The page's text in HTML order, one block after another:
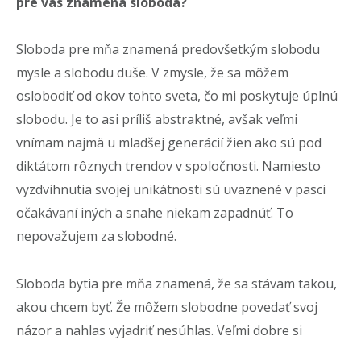
Sloboda pre mňa znamená predovšetkým slobodu
mysle a slobodu duše. V zmysle, že sa môžem
oslobodiť od okov tohto sveta, čo mi poskytuje úplnú
slobodu. Je to asi príliš abstraktné, avšak veľmi
vnímam najmä u mladšej generácií žien ako sú pod
diktátom rôznych trendov v spoločnosti. Namiesto
vyzdvihnutia svojej unikátnosti sú uväznené v pasci
očakávaní iných a snahe niekam zapadnúť. To
nepovažujem za slobodné.
Sloboda bytia pre mňa znamená, že sa stávam takou,
akou chcem byť. Že môžem slobodne povedať svoj
názor a nahlas vyjadriť nesúhlas. Veľmi dobre si